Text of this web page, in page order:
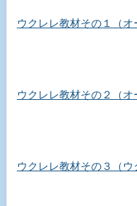
ウクレレ教材その１（オ
ウクレレ教材その２（オ
ウクレレ教材その３（ウ